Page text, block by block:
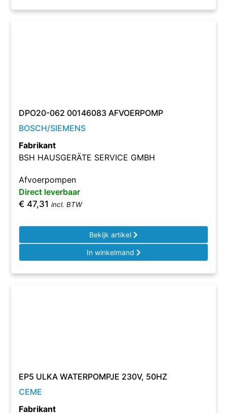
DPO20-062 00146083 AFVOERPOMP
BOSCH/SIEMENS
Fabrikant
BSH HAUSGERÄTE SERVICE GMBH
Afvoerpompen
Direct leverbaar
€ 47,31 incl. BTW
Bekijk artikel
In winkelmand
EP5 ULKA WATERPOMPJE 230V, 50HZ
CEME
Fabrikant